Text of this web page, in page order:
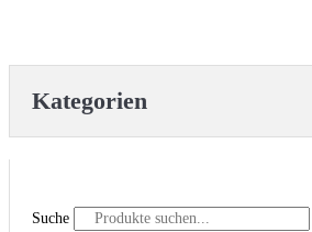
Kategorien
Suche